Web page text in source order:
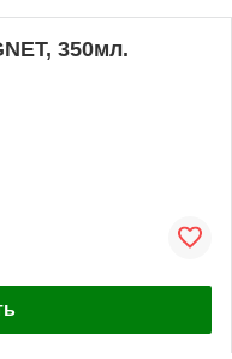
350мл.